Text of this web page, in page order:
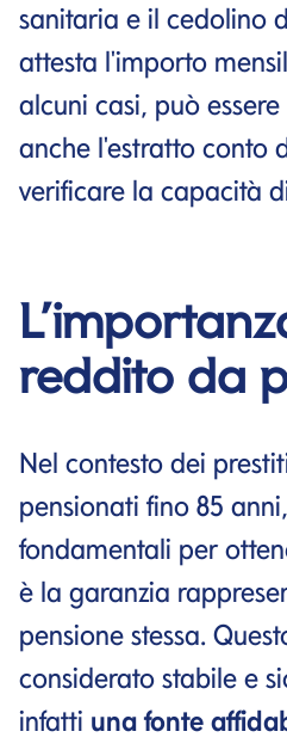
sanitaria e il cedolino
attesta l'importo
alcuni casi, può
anche l'estratto conto
verificare la capacità
reddito da
Nel contesto dei
pensionati fino 85
fondamentali per
è la garanzia
pensione stessa.
considerato stabile e
infatti una fonte